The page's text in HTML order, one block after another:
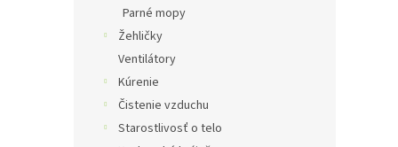
Parné mopy
Žehličky
Ventilátory
Kúrenie
Čistenie vzduchu
Starostlivosť o telo